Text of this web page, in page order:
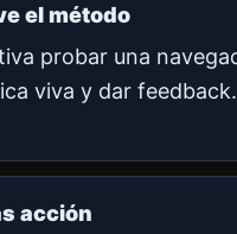
el método
probar una
viva y dar feedback.
acción